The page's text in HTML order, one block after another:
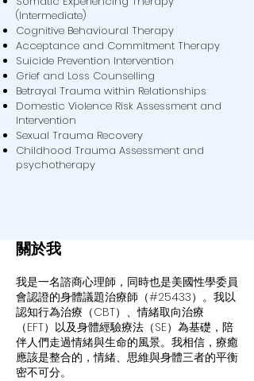
(Intermediate)
Cognitive Behavioural Therapy
Acceptance and Commitment Therapy
Suicide Prevention Intervention
Grief and Loss Counselling
Betrayal Trauma within Relationships
Domestic Violence Risk Assessment and
Intervention
Sexual Trauma Recovery
Childhood Trauma Assessment and
psychotherapy
​關於我
我是一名諮商心理師，同時也是美國性學委員
會認證的身體議題治療師（#25433）。我以
認知行為治療（CBT）、情緒取向治療
（EFT）以及身體經驗療法（SE）為基礎，陪
伴人們走過情緒與生命的風景。我相信，療癒
應該是整合的，情緒、思維與身體三者的平衡
密不可分。